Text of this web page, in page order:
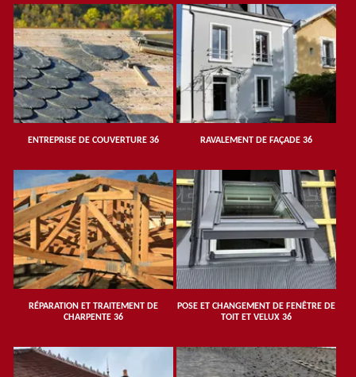
ENTREPRISE DE COUVERTURE 36 RAVALEMENT DE FAÇADE 36
RÉPARATION ET TRAITEMENT DE
CHARPENTE 36
POSE ET CHANGEMENT DE FENÊTRE DE
TOIT ET VELUX 36